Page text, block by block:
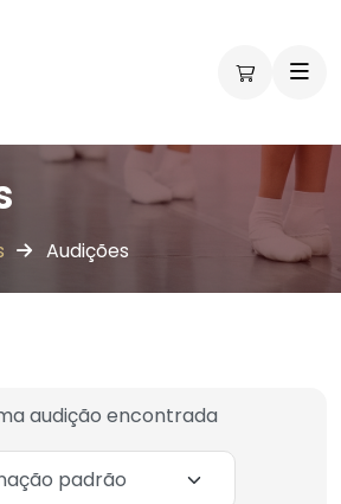
Audições
audição encontrada